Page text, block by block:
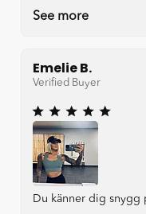
See more
Emelie B.
Verified Buyer
Du känner dig snygg